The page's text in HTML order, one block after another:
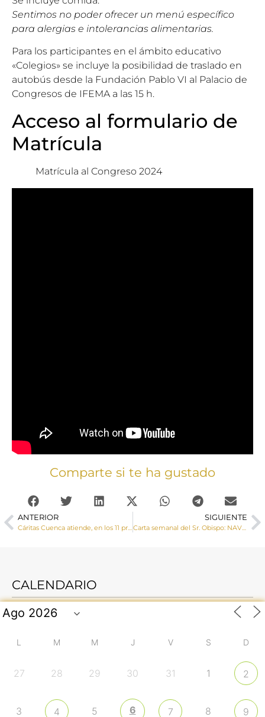
Sentimos no poder ofrecer un menú específico
para alergias e intolerancias alimentarias.
Para los participantes en el ámbito educativo
«Colegios» se incluye la posibilidad de traslado en
autobús desde la Fundación Pablo VI al Palacio de
Congresos de IFEMA a las 15 h.
Acceso al formulario de
Matrícula
Matrícula al Congreso 2024
Comparte si te ha gustado
ANTERIOR
Cáritas Cuenca atiende, en los 11 primeros meses de 2023, a un 53% más de personas sus proyectos de Acción Social
SIGUIENTE
Carta semanal del Sr. Obispo: NAVIDAD 2023-2024
CALENDARIO
L M M J V S D
27 28 29 30 31 1 2
3 4 5 6 7 8 9